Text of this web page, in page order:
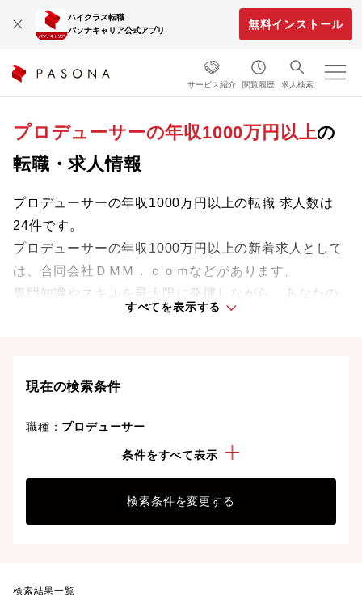
ハイクラス転職
パソナキャリア公式アプリ
無料インストール
サービス紹介 閲覧履歴 求人検索
プロデューサーの年収1000万円以上の
転職・求人情報
プロデューサーの年収1000万円以上の転職 求人数は
24件です。
プロデューサーの年収1000万円以上の新着求人として
は、合同会社ＤＭＭ．ｃｏｍなどがあります。
専門知識やスキルを最大限に発揮しながら、あなたの
ライフスタイルや価値観に合った理想の働き方を叶え
すべてを表示する
現在の検索条件
職種： プロデューサー
1000万円以上条件をすべて表示
検索条件を変更する
検索結果一覧